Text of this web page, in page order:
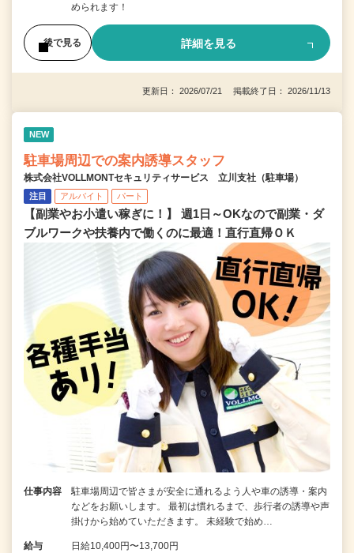
められます！
後で見る 詳細を見る
更新日： 2026/07/21 掲載終了日： 2026/11/13
NEW
駐車場周辺での案内誘導スタッフ
株式会社VOLLMONTセキュリティサービス 立川支社（駐車場）
注目 アルバイト パート
【副業やお小遣い稼ぎに！】 週1日～OKなので副業・ダ
ブルワークや扶養内で働くのに最適！直行直帰ＯＫ
仕事内容
駐車場周辺で皆さまが安全に通れるよう人や車の誘導・案内
などをお願いします。 最初は慣れるまで、歩行者の誘導や声
掛けから始めていただきます。 未経験で始め…
給与 日給10,400円〜13,700円